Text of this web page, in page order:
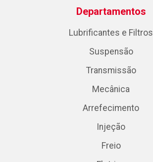
Departamentos
Lubrificantes e Filtros
Suspensão
Transmissão
Mecânica
Arrefecimento
Injeção
Freio